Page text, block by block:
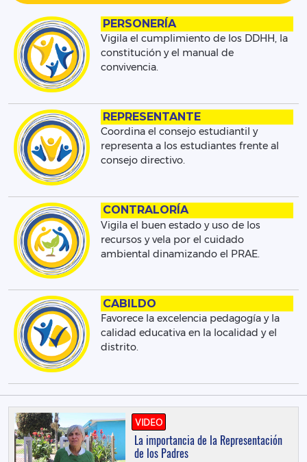
PERSONERÍA
Vigila el cumplimiento de los DDHH, la
constitución y el manual de
convivencia.
REPRESENTANTE
Coordina el consejo estudiantil y
representa a los estudiantes frente al
consejo directivo.
CONTRALORÍA
Vigila el buen estado y uso de los
recursos y vela por el cuidado
ambiental dinamizando el PRAE.
CABILDO
Favorece la excelencia pedagogía y la
calidad educativa en la localidad y el
distrito.
VIDEO
La importancia de la Representación
de los Padres